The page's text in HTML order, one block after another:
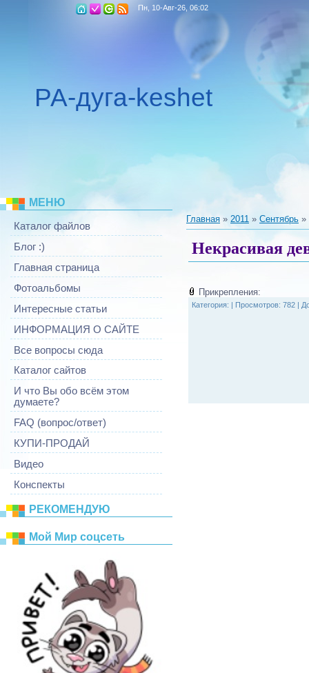
Пн, 10-Авг-26, 06:02
РА-дуга-keshet
МЕНЮ
Каталог файлов
Блог :)
Главная страница
Фотоальбомы
Интересные статьи
ИНФОРМАЦИЯ О САЙТЕ
Все вопросы сюда
Каталог сайтов
И что Вы обо всём этом
думаете?
FAQ (вопрос/ответ)
КУПИ-ПРОДАЙ
Видео
Конспекты
РЕКОМЕНДУЮ
Mой Mир соцсеть
Главная » 2011 » Сентябрь »
Некрасивая
Прикрепления:
Категория: Просмотров: 782 |